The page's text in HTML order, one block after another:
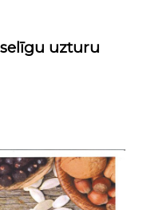
uzturu